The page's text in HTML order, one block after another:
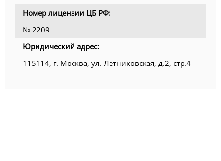
Номер лицензии ЦБ РФ:
№ 2209
Юридический адрес:
115114, г. Москва, ул. Летниковская, д.2, стр.4